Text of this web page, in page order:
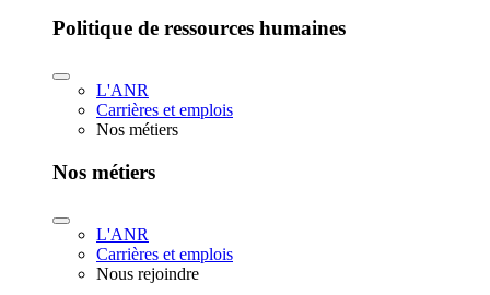
Politique de ressources humaines
L'ANR
Carrières et emplois
Nos métiers
Nos métiers
L'ANR
Carrières et emplois
Nous rejoindre